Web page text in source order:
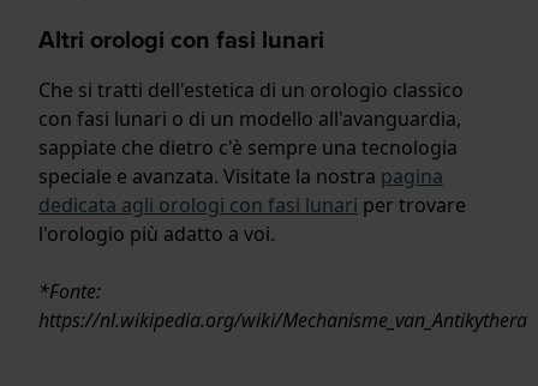
Altri orologi con fasi lunari
Che si tratti dell'estetica di un orologio classico
con fasi lunari o di un modello all'avanguardia,
sappiate che dietro c'è sempre una tecnologia
speciale e avanzata. Visitate la nostra pagina
dedicata agli orologi con fasi lunari per trovare
l'orologio più adatto a voi.
*Fonte:
https://nl.wikipedia.org/wiki/Mechanisme_van_Antikythera